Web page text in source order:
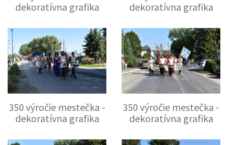
dekoratívna grafika
dekoratívna grafika
350 výročie mestečka -
dekoratívna grafika
350 výročie mestečka -
dekoratívna grafika